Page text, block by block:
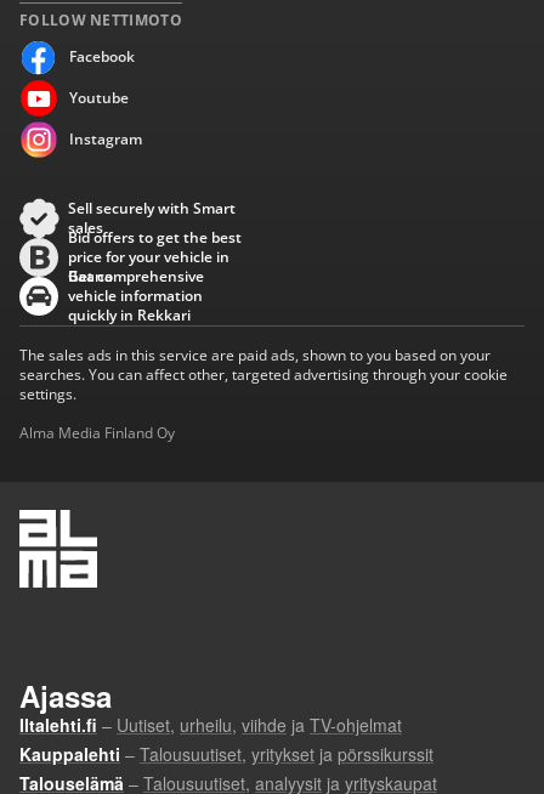
FOLLOW NETTIMOTO
Facebook
Youtube
Instagram
Sell securely with Smart
sales
Bid offers to get the best
price for your vehicle in
Baana
Get comprehensive
vehicle information
quickly in Rekkari
The sales ads in this service are paid ads, shown to you based on your
searches. You can affect other, targeted advertising through your cookie
settings.
Alma Media Finland Oy